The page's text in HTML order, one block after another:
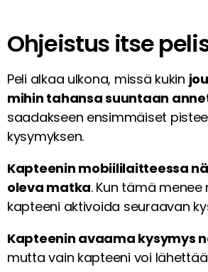
Ohjeistus itse
Peli alkaa ulkona, missä kukin
mihin tahansa suuntaan
saadakseen ensimmäiset
kysymyksen.
Kapteenin mobiililaitteessa
oleva matka. Kun tämä menee
kapteeni aktivoida seuraavan
Kapteenin avaama kysymys
mutta vain kapteeni voi